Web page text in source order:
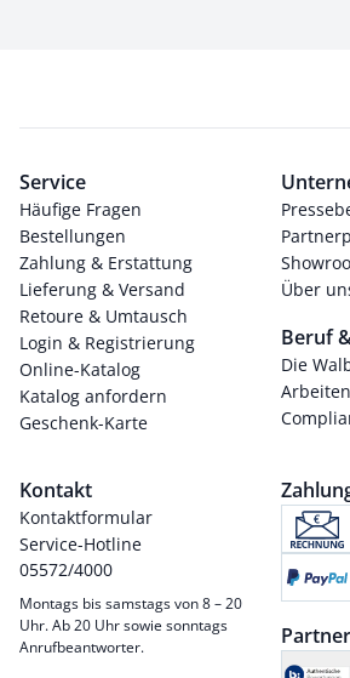
Service
Häufige Fragen
Bestellungen
Zahlung & Erstattung
Lieferung & Versand
Retoure & Umtausch
Login & Registrierung
Online-Katalog
Katalog anfordern
Geschenk-Karte
Über
Beruf
Die
Kontakt
Kontaktformular
Service-Hotline
05572/4000
Montags bis samstags von 8 – 20
Uhr. Ab 20 Uhr sowie sonntags
Anrufbeantworter.
Partner